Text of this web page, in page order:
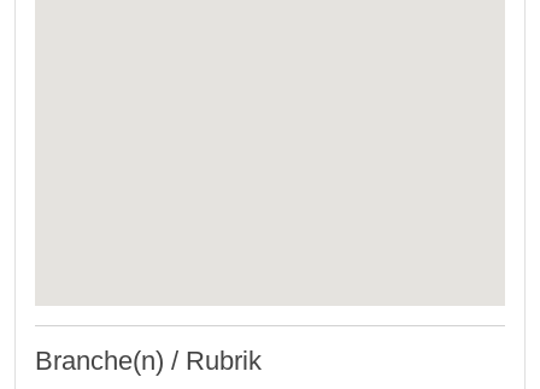
Branche(n) / Rubrik